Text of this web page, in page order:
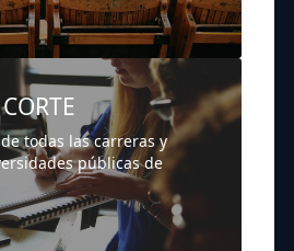
todas las carreras y
públicas de